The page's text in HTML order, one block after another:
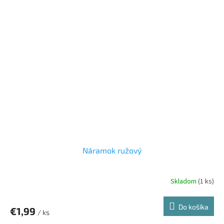
Náramok ružový
Skladom (1 ks)
€1,99 / ks
Do košíka